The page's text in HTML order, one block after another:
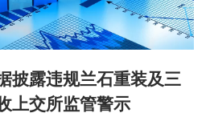
披露违规兰石重装及三
上交所监管警示